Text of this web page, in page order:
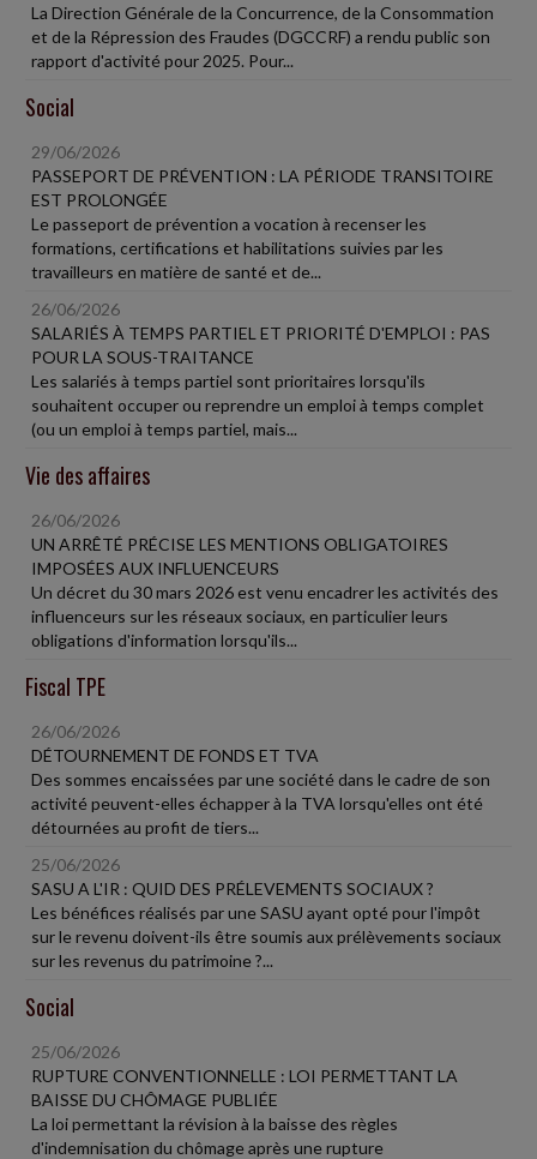
La Direction Générale de la Concurrence, de la Consommation
et de la Répression des Fraudes (DGCCRF) a rendu public son
rapport d'activité pour 2025. Pour...
Social
29/06/2026
PASSEPORT DE PRÉVENTION : LA PÉRIODE TRANSITOIRE
EST PROLONGÉE
Le passeport de prévention a vocation à recenser les
formations, certifications et habilitations suivies par les
travailleurs en matière de santé et de...
26/06/2026
SALARIÉS À TEMPS PARTIEL ET PRIORITÉ D'EMPLOI : PAS
POUR LA SOUS-TRAITANCE
Les salariés à temps partiel sont prioritaires lorsqu'ils
souhaitent occuper ou reprendre un emploi à temps complet
(ou un emploi à temps partiel, mais...
Vie des affaires
26/06/2026
UN ARRÊTÉ PRÉCISE LES MENTIONS OBLIGATOIRES
IMPOSÉES AUX INFLUENCEURS
Un décret du 30 mars 2026 est venu encadrer les activités des
influenceurs sur les réseaux sociaux, en particulier leurs
obligations d'information lorsqu'ils...
Fiscal TPE
26/06/2026
DÉTOURNEMENT DE FONDS ET TVA
Des sommes encaissées par une société dans le cadre de son
activité peuvent-elles échapper à la TVA lorsqu'elles ont été
détournées au profit de tiers...
25/06/2026
SASU A L'IR : QUID DES PRÉLEVEMENTS SOCIAUX ?
Les bénéfices réalisés par une SASU ayant opté pour l'impôt
sur le revenu doivent-ils être soumis aux prélèvements sociaux
sur les revenus du patrimoine ?...
Social
25/06/2026
RUPTURE CONVENTIONNELLE : LOI PERMETTANT LA
BAISSE DU CHÔMAGE PUBLIÉE
La loi permettant la révision à la baisse des règles
d'indemnisation du chômage après une rupture